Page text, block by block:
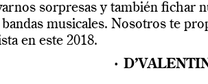
sorpresas y también fichar
musicales. Nosotros te
en este 2018.
·